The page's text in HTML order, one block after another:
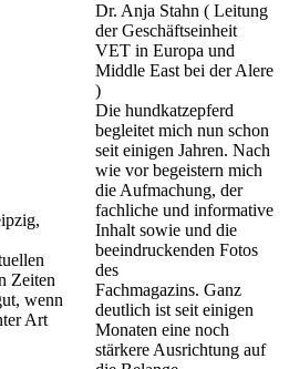
Zeiten
wenn
Art
Dr. Anja Stahn ( Leitung
der Geschäftseinheit
VET in Europa und
Middle East bei der Alere
)
Die hundkatzepferd
begleitet mich nun schon
seit einigen Jahren. Nach
wie vor begeistern mich
die Aufmachung, der
fachliche und informative
Inhalt sowie und die
beeindruckenden Fotos
des
Fachmagazins. Ganz
deutlich ist seit einigen
Monaten eine noch
stärkere Ausrichtung auf